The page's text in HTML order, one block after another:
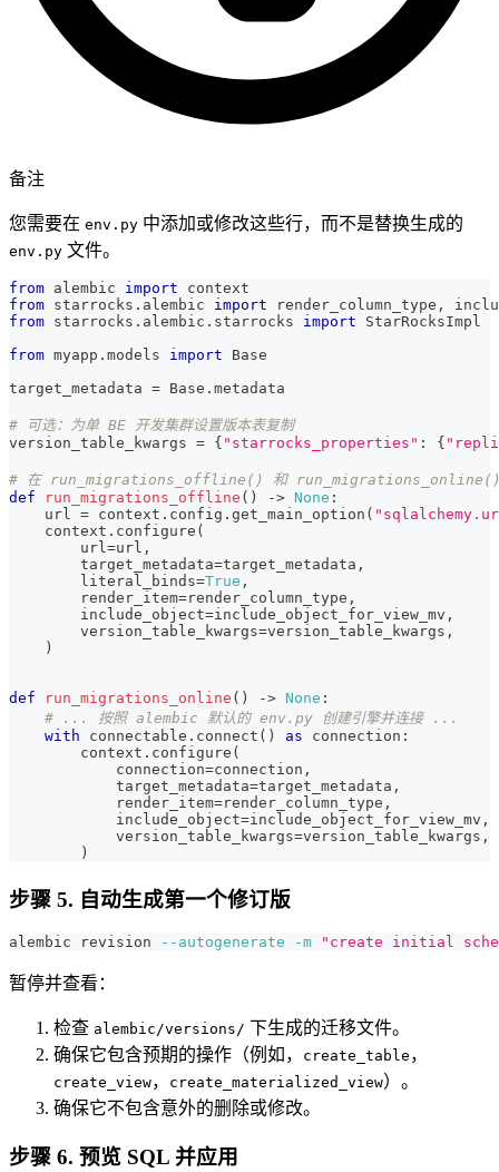
备注
您需要在 env.py 中添加或修改这些行，而不是替换生成的
env.py 文件。
from alembic import context
from starrocks . alembic import render_column_type ,
from starrocks . alembic . starrocks import StarRocksImpl
from myapp . models import Base
target_metadata = Base . metadata
# 可选：为单 BE 开发集群设置版本表复制
version_table_kwargs = { "starrocks_properties" : {
# 在 run_migrations_offline() 和 run_migrations_online()
def
run_migrations_offline ( ) -> None :
    url
= context . config . get_main_option (
    context
. configure (
        url
=url ,
        target_metadata
=target_metadata ,
        literal_binds
=True ,
        render_item
=render_column_type ,
        include_object
=include_object_for_view_mv ,
        version_table_kwargs
=version_table_kwargs ,
)
def run_migrations_online ( ) -> None :
# ... 按照 alembic 默认的 env.py 创建引擎并连接 ...
with connectable . connect ( ) as connection :
        context
. configure (
            connection
=connection ,
            target_metadata
=target_metadata ,
            render_item
=render_column_type ,
            include_object
=include_object_for_view_mv ,
            version_table_kwargs
=version_table_kwargs ,
)
步骤 5. 自动生成第一个修订版
alembic revision --autogenerate -m "create initial
暂停并查看：
检查 alembic/versions/ 下生成的迁移文件。
确保它包含预期的操作（例如，
create_table ，
create_view， create_materialized_view）。
确保它不包含意外的删除或修改。
步骤 6. 预览 SQL 并应用